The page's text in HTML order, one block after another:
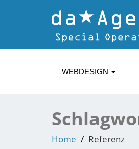
WEBDESIGN
Home Referenz